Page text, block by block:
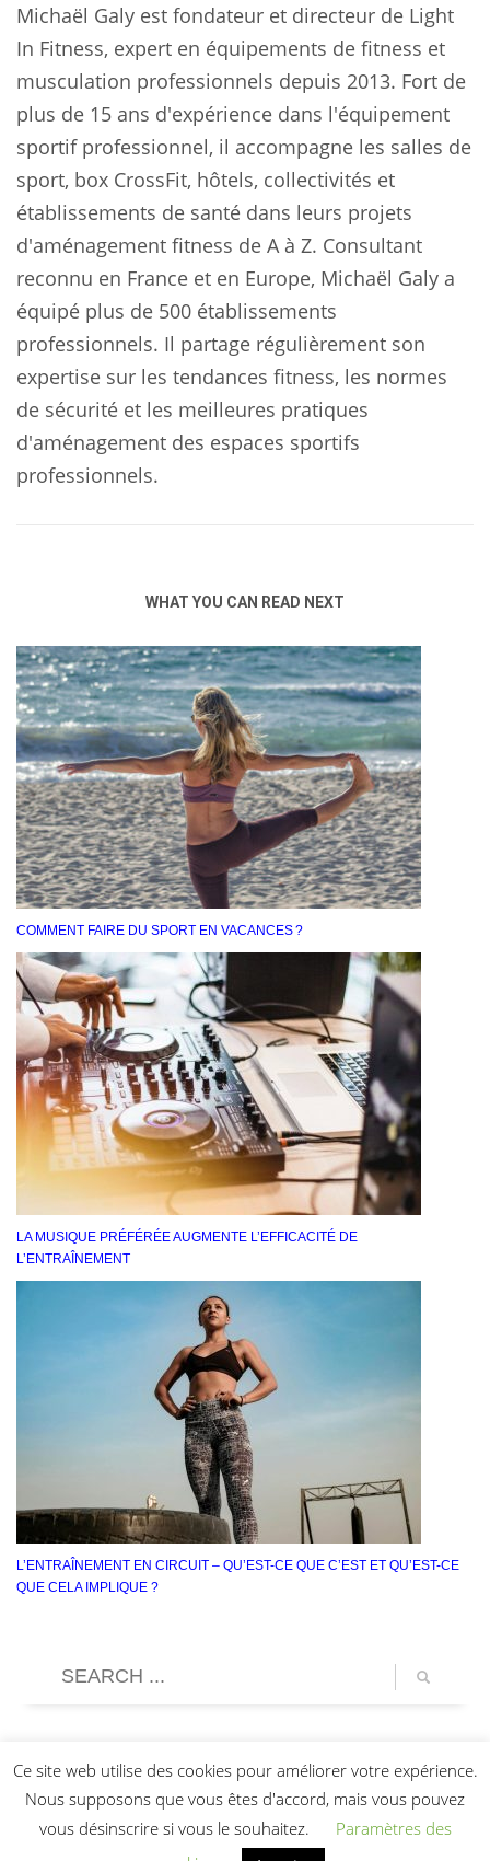
Michaël Galy est fondateur et directeur de Light
In Fitness, expert en équipements de fitness et
musculation professionnels depuis 2013. Fort de
plus de 15 ans d'expérience dans l'équipement
sportif professionnel, il accompagne les salles de
sport, box CrossFit, hôtels, collectivités et
établissements de santé dans leurs projets
d'aménagement fitness de A à Z. Consultant
reconnu en France et en Europe, Michaël Galy a
équipé plus de 500 établissements
professionnels. Il partage régulièrement son
expertise sur les tendances fitness, les normes
de sécurité et les meilleures pratiques
d'aménagement des espaces sportifs
professionnels.
WHAT YOU CAN READ NEXT
COMMENT FAIRE DU SPORT EN VACANCES ?
LA MUSIQUE PRÉFÉRÉE AUGMENTE L’EFFICACITÉ DE
L’ENTRAÎNEMENT
L’ENTRAÎNEMENT EN CIRCUIT – QU’EST-CE QUE C’EST ET QU’EST-CE
QUE CELA IMPLIQUE ?
Ce site web utilise des cookies pour améliorer votre expérience.
Nous supposons que vous êtes d'accord, mais vous pouvez
vous désinscrire si vous le souhaitez.
Paramètres des